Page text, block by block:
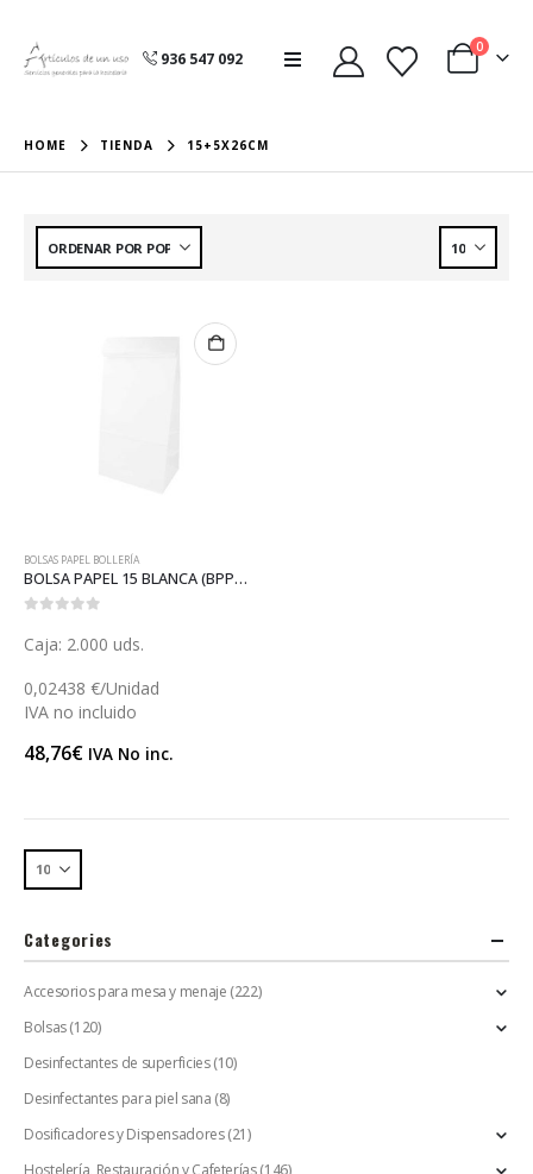
936 547 092
0
HOME TIENDA 15+5X26CM
BOLSAS PAPEL BOLLERÍA
BOLSA PAPEL 15 BLANCA (BPP12)
Caja: 2.000 uds.
0,02438 €/Unidad
IVA no incluido
48,76€ IVA No inc.
Categories
Accesorios para mesa y menaje (222)
Bolsas(120)
Desinfectantes de superficies (10)
Desinfectantes para piel sana (8)
Dosificadores y Dispensadores (21)
Hostelería, Restauración y Cafeterías(146)